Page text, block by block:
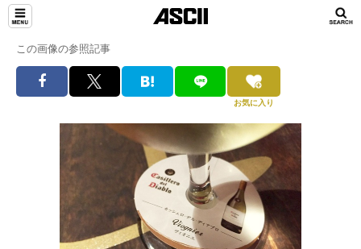
この画像の参照記事
お気に入り